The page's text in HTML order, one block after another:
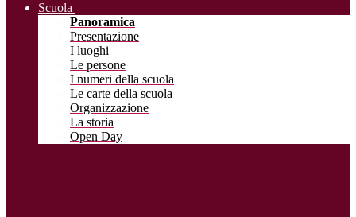
Scuola
Panoramica
Presentazione
I luoghi
Le persone
I numeri della scuola
Le carte della scuola
Organizzazione
La storia
Open Day